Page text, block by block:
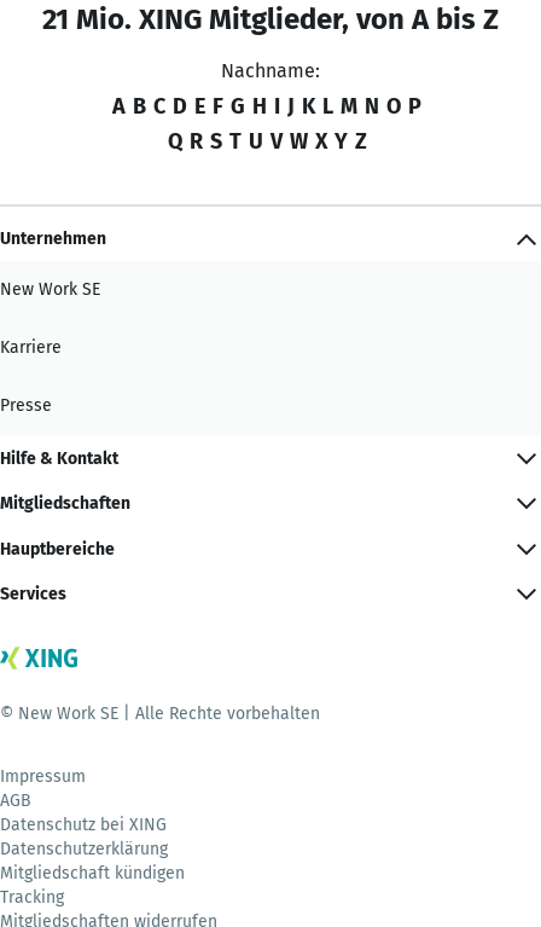
21 Mio. XING Mitglieder, von A bis Z
Nachname:
A B C D E F G H I J K L M N O P
Q R S T U V W X Y Z
Unternehmen
New Work SE
Karriere
Presse
Hilfe & Kontakt
Mitgliedschaften
Hauptbereiche
Services
© New Work SE | Alle Rechte vorbehalten
Impressum
AGB
Datenschutz bei XING
Datenschutzerklärung
Mitgliedschaft kündigen
Tracking
Mitgliedschaften widerrufen